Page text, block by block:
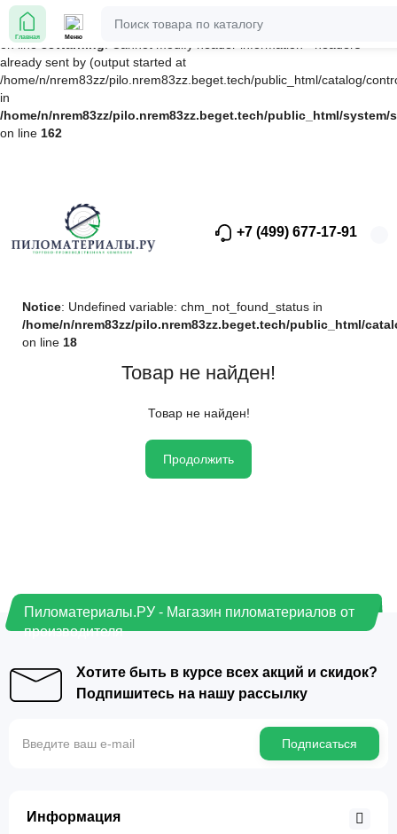
Notice: Undefined index: product_id in
/home/n/nrem83zz/pilo.nrem83zz.beget.tech/public_html/
on line88
already sent by (output started at
/home/n/nrem83zz/pilo.nrem83zz.beget.tech/public_html/catalog/
in
/home/n/nrem83zz/pilo.nrem83zz.beget.tech/public_html/
on line 162
+7 (499) 677-17-91
Главная Меню
Notice: Undefined variable: chm_not_found_status in
/home/n/nrem83zz/pilo.nrem83zz.beget.tech/public_html/
on line 18
Товар не найден!
Товар не найден!
Продолжить
Пиломатериалы.РУ - Магазин пиломатериалов от
производителя
Хотите быть в курсе всех акций и скидок?
Подпишитесь на нашу рассылку
Подписаться
Информация